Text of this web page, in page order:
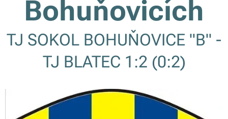
Bohuňovicích
TJ SOKOL BOHUŇOVICE "B" -
TJ BLATEC 1:2 (0:2)